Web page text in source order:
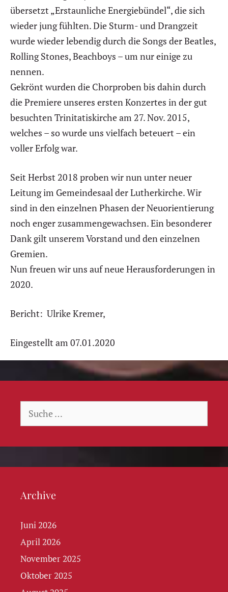
übersetzt „Erstaunliche Energiebündel“, die sich
wieder jung fühlten. Die Sturm- und Drangzeit
wurde wieder lebendig durch die Songs der Beatles,
Rolling Stones, Beachboys – um nur einige zu
nennen.
Gekrönt wurden die Chorproben bis dahin durch
die Premiere unseres ersten Konzertes in der gut
besuchten Trinitatiskirche am 27. Nov. 2015,
welches – so wurde uns vielfach beteuert – ein
voller Erfolg war.
Seit Herbst 2018 proben wir nun unter neuer
Leitung im Gemeindesaal der Lutherkirche. Wir
sind in den einzelnen Phasen der Neuorientierung
noch enger zusammengewachsen. Ein besonderer
Dank gilt unserem Vorstand und den einzelnen
Gremien.
Nun freuen wir uns auf neue Herausforderungen in
2020.
Bericht: Ulrike Kremer,
Eingestellt am 07.01.2020
Suche
Archive
Juni 2026
April 2026
November 2025
Oktober 2025